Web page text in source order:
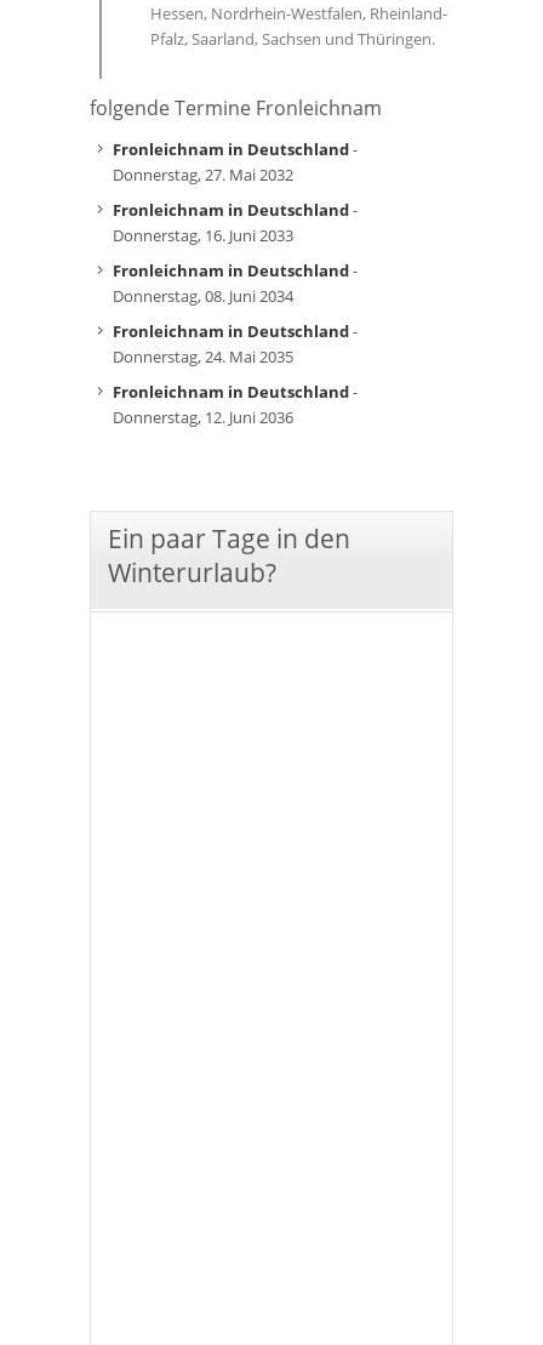
Hessen, Nordrhein-Westfalen, Rheinland-
Pfalz, Saarland, Sachsen und Thüringen.
folgende Termine Fronleichnam
Fronleichnam in Deutschland-
Donnerstag, 27. Mai 2032
Fronleichnam in Deutschland-
Donnerstag, 16. Juni 2033
Fronleichnam in Deutschland-
Donnerstag, 08. Juni 2034
Fronleichnam in Deutschland-
Donnerstag, 24. Mai 2035
Fronleichnam in Deutschland-
Donnerstag, 12. Juni 2036
Ein paar Tage in den
Winterurlaub?